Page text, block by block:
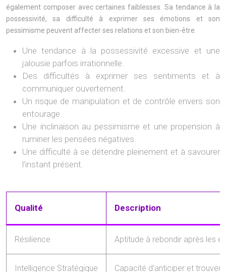
également composer avec certaines faiblesses. Sa tendance à la
possessivité, sa difficulté à exprimer ses émotions et son
pessimisme peuvent affecter ses relations et son bien-être.
Une tendance à la possessivité excessive et une
jalousie parfois irrationnelle.
Des difficultés à exprimer ses sentiments et à
communiquer ouvertement.
Un risque de manipulation et de contrôle envers son
entourage.
Une inclinaison au pessimisme et une propension à
ruminer les pensées négatives.
Une difficulté à se détendre pleinement et à savourer
l’instant présent.
Qualité Description
Résilience Aptitude à rebondir après les
Intelligence Stratégique Capacité d’anticiper et trouver